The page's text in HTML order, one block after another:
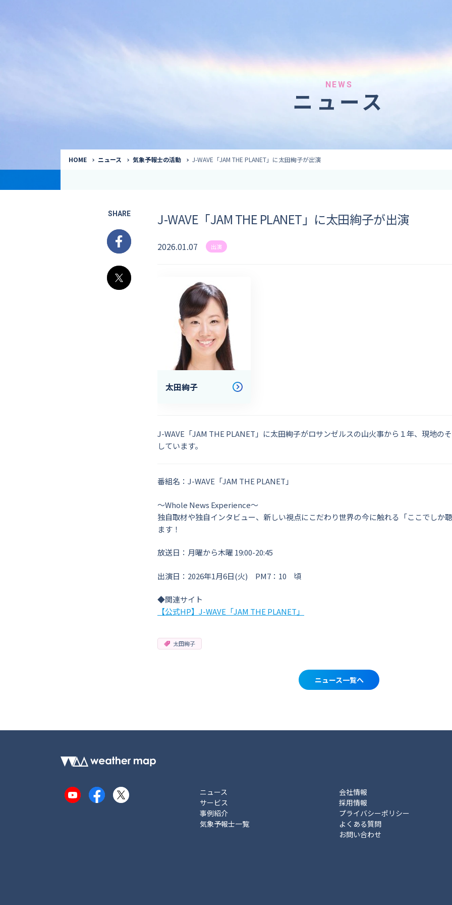
番組サポート / 予報原稿作成
コンテンツ提供
その他の情報提供
NEWS
ニュース
HOME ニュース 気象予報士の活動 J-WAVE「JAM THE PLANET」に太田絢子が出演
SHARE
Facebook
X
J-WAVE「JAM THE PLANET」に太田絢子が出演
2026.01.07 出演
太田絢子
J-WAVE「JAM THE PLANET」に太田絢子がロサンゼルスの山火事から１年、現地の
しています。
番組名：J-WAVE「JAM THE PLANET」
～Whole News Experience～
独自取材や独自インタビュー、新しい視点にこだわり世界の今に触れる「ここでしか
ます！
放送日：月曜から木曜 19:00-20:45
出演日：2026年1月6日(火) PM7：10 頃
◆関連サイト
【公式HP】J-WAVE「JAM THE PLANET」
太田絢子
ニュース一覧へ
YouTubeFacebook
X
ニュース
サービス
事例紹介
気象予報士一覧
会社情報
採用情報
プライバシーポリシー
よくある質問
お問い合わせ